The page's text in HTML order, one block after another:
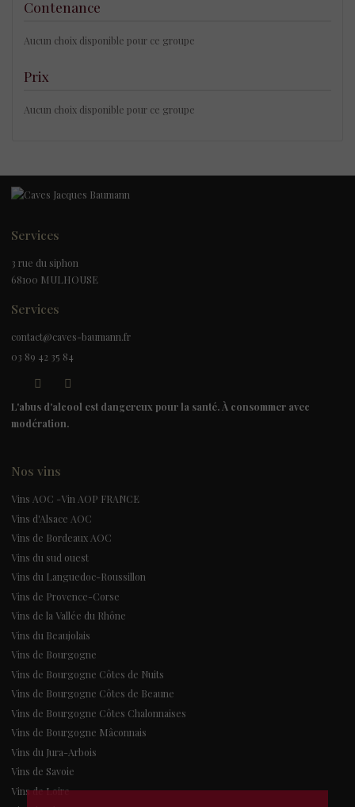
Contenance
Aucun choix disponible pour ce groupe
Prix
Aucun choix disponible pour ce groupe
Services
3 rue du siphon
68100 MULHOUSE
Services
contact@caves-baumann.fr
03 89 42 35 84
L'abus d'alcool est dangereux pour la santé. À consommer avec
modération.
Nos vins
Vins AOC -Vin AOP FRANCE
Vins d'Alsace AOC
Vins de Bordeaux AOC
Vins du sud ouest
Vins du Languedoc-Roussillon
Vins de Provence-Corse
Vins de la Vallée du Rhône
Vins du Beaujolais
Vins de Bourgogne
Vins de Bourgogne Côtes de Nuits
Vins de Bourgogne Côtes de Beaune
Vins de Bourgogne Côtes Chalonnaises
Vins de Bourgogne Mâconnais
Vins du Jura-Arbois
Vins de Savoie
Vins de Loire